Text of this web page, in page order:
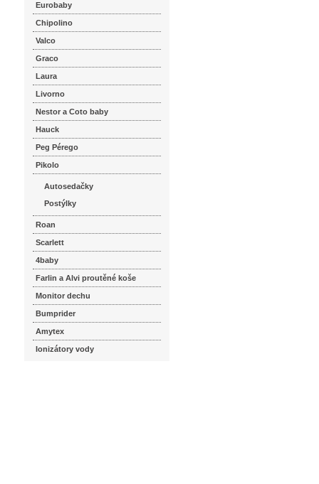
Eurobaby
Chipolino
Valco
Graco
Laura
Livorno
Nestor a Coto baby
Hauck
Peg Pérego
Pikolo
Autosedačky
Postýlky
Roan
Scarlett
4baby
Farlin a Alvi proutěné koše
Monitor dechu
Bumprider
Amytex
Ionizátory vody